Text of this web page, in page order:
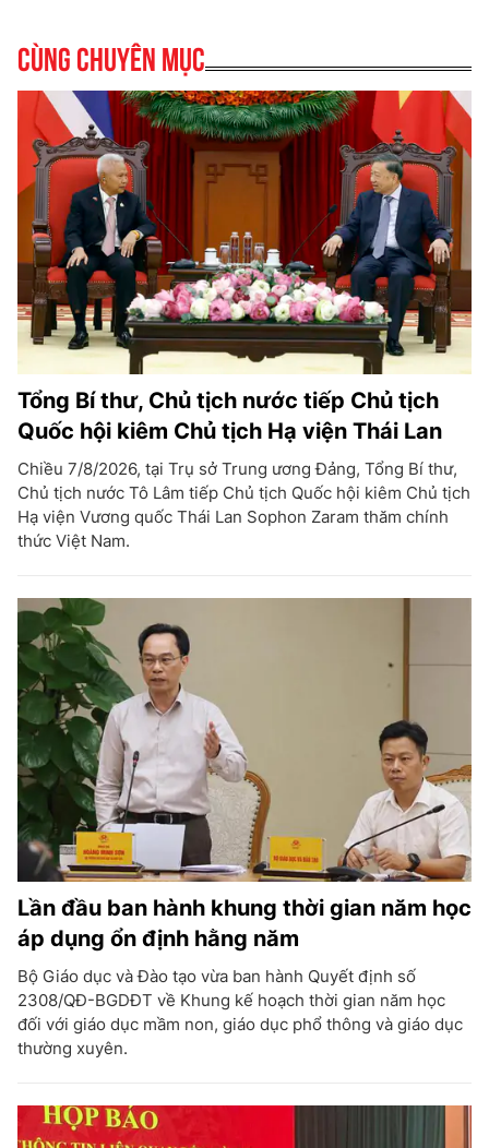
Cùng chuyên mục
Tổng Bí thư, Chủ tịch nước tiếp Chủ tịch
Quốc hội kiêm Chủ tịch Hạ viện Thái Lan
Chiều 7/8/2026, tại Trụ sở Trung ương Đảng, Tổng Bí thư,
Chủ tịch nước Tô Lâm tiếp Chủ tịch Quốc hội kiêm Chủ tịch
Hạ viện Vương quốc Thái Lan Sophon Zaram thăm chính
thức Việt Nam.
Lần đầu ban hành khung thời gian năm học
áp dụng ổn định hằng năm
Bộ Giáo dục và Đào tạo vừa ban hành Quyết định số
2308/QĐ-BGDĐT về Khung kế hoạch thời gian năm học
đối với giáo dục mầm non, giáo dục phổ thông và giáo dục
thường xuyên.